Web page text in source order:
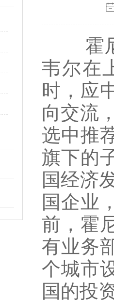
霍尼
韦尔在
时，应
向交流
选中推
旗下的
国经济
国企业
前，霍
有业务
个城市
国的投